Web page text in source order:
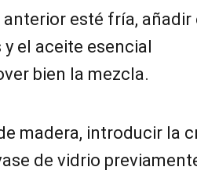
anterior esté fría, añadir
el aceite esencial
bien la mezcla.
madera, introducir la
de vidrio